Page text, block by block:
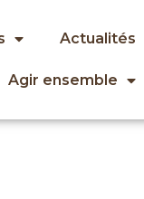
Actualités
Agir ensemble